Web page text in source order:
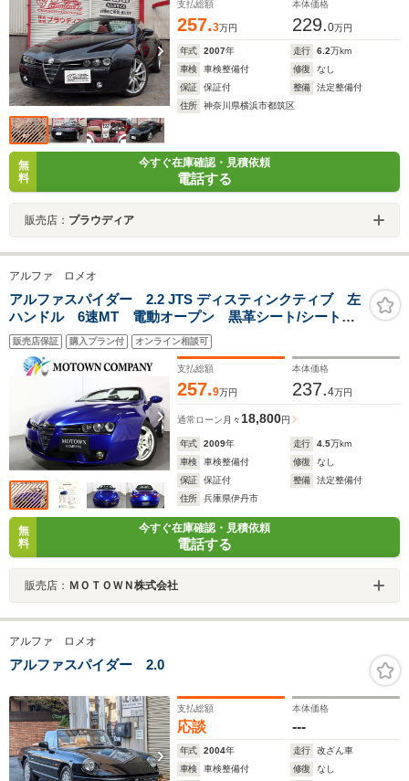
支払総額
257.3万円
本体価格
229.0万円
年式 2007年 走行 6.2万km
車検
車検整備付 修復
なし
保証
保証付 整備
法定整備付
住所
神奈川県横浜市都筑区
無
料
今すぐ在庫確認・見積依頼
電話する
販売店： プラウディア
アルファ ロメオ
アルファスパイダー 2.2 JTS ディスティンクティブ 左
ハンドル 6速MT 電動オープン 黒革シート/シートヒ
ーター/パワーシート カロッツェリアナビ/フルセ
グ/Bluetooth クルーズコントロール HIDヘッドライト/
フォグランプ/17インチAW
販売店保証 購入プラン付 オンライン相談可
支払総額
257.9万円
本体価格
237.4万円
通常ローン 月々18,800円
年式 2009年 走行 4.5万km
車検
車検整備付 修復
なし
保証
保証付 整備
法定整備付
住所
兵庫県伊丹市
無
料
今すぐ在庫確認・見積依頼
電話する
販売店： ＭＯＴＯＷＮ株式会社
アルファ ロメオ
アルファスパイダー 2.0
支払総額
応談
本体価格
---
年式 2004年 走行
改ざん車
車検
車検整備付 修復
なし